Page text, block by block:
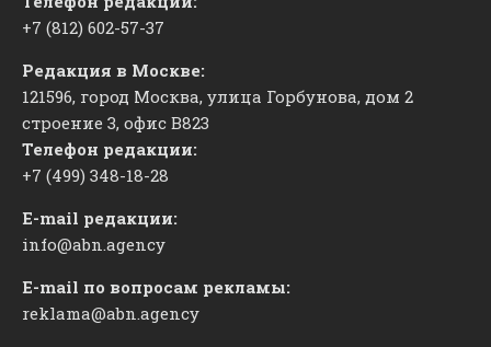
+7 (812) 602-57-37
Редакция в Москве:
121596, город Москва, улица Горбунова, дом 2
строение 3, офис ​В823
Телефон редакции:
+7 (499) 348-18-28
E-mail редакции:
info@abn.agency
E-mail по вопросам рекламы:
reklama@abn.agency